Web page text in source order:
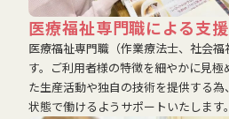
医療福祉専門職による支援
医療福祉専門職（作業療法士、社会
す。ご利用者様の特徴を細やかに見
た生産活動や独自の技術を提供する
状態で働けるようサポートいたします。